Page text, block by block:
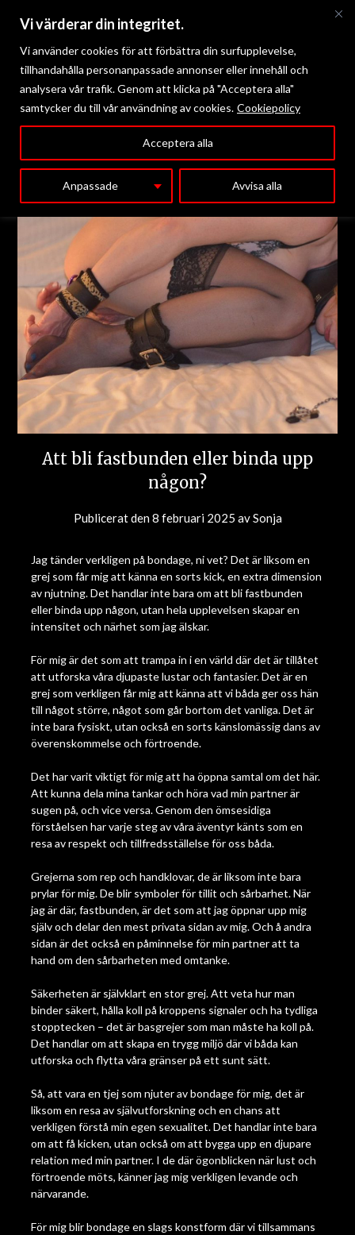
Vi värderar din integritet.
Vi använder cookies för att förbättra din surfupplevelse,
tillhandahålla personanpassade annonser eller innehåll och
analysera vår trafik. Genom att klicka på "Acceptera alla"
samtycker du till vår användning av cookies. Cookiepolicy
Anpassade Avvisa alla
Acceptera alla
Att bli fastbunden eller binda upp
någon?
Publicerat den8 februari 2025 avSonja
Jag tänder verkligen på bondage, ni vet? Det är liksom en
grej som får mig att känna en sorts kick, en extra dimension
av njutning. Det handlar inte bara om att bli fastbunden
eller binda upp någon, utan hela upplevelsen skapar en
intensitet och närhet som jag älskar.
För mig är det som att trampa in i en värld där det är tillåtet
att utforska våra djupaste lustar och fantasier. Det är en
grej som verkligen får mig att känna att vi båda ger oss hän
till något större, något som går bortom det vanliga. Det är
inte bara fysiskt, utan också en sorts känslomässig dans av
överenskommelse och förtroende.
Det har varit viktigt för mig att ha öppna samtal om det här.
Att kunna dela mina tankar och höra vad min partner är
sugen på, och vice versa. Genom den ömsesidiga
förståelsen har varje steg av våra äventyr känts som en
resa av respekt och tillfredsställelse för oss båda.
Grejerna som rep och handklovar, de är liksom inte bara
prylar för mig. De blir symboler för tillit och sårbarhet. När
jag är där, fastbunden, är det som att jag öppnar upp mig
själv och delar den mest privata sidan av mig. Och å andra
sidan är det också en påminnelse för min partner att ta
hand om den sårbarheten med omtanke.
Säkerheten är självklart en stor grej. Att veta hur man
binder säkert, hålla koll på kroppens signaler och ha tydliga
stopptecken – det är basgrejer som man måste ha koll på.
Det handlar om att skapa en trygg miljö där vi båda kan
utforska och flytta våra gränser på ett sunt sätt.
Så, att vara en tjej som njuter av bondage för mig, det är
liksom en resa av självutforskning och en chans att
verkligen förstå min egen sexualitet. Det handlar inte bara
om att få kicken, utan också om att bygga upp en djupare
relation med min partner. I de där ögonblicken när lust och
förtroende möts, känner jag mig verkligen levande och
närvarande.
För mig blir bondage en slags konstform där vi tillsammans